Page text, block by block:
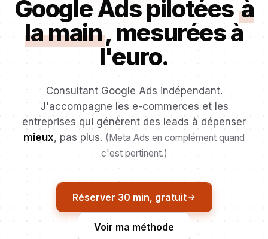
Google Ads pilotées à
la main, mesurées à
l'euro.
Consultant Google Ads indépendant.
J'accompagne les e-commerces et les
entreprises qui génèrent des leads à dépenser
mieux, pas plus. (Meta Ads en complément quand
c'est pertinent.)
Réserver 30 min, gratuit
Voir ma méthode